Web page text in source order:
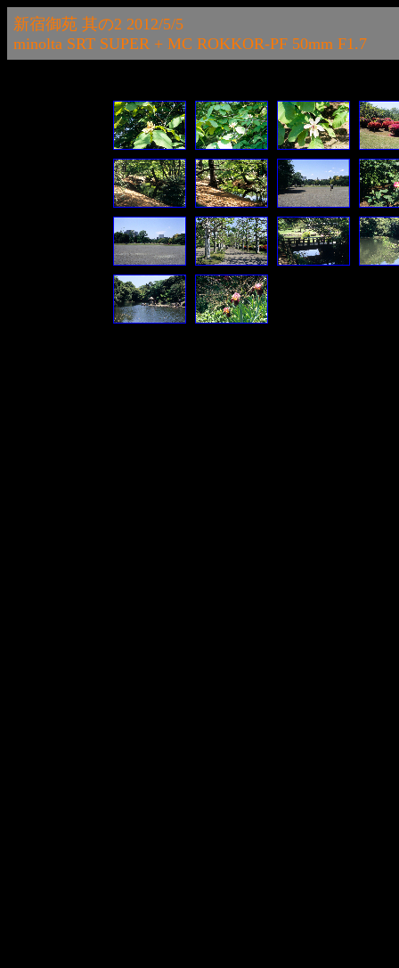
新宿御苑 其の2 2012/5/5
minolta SRT SUPER + MC ROKKOR-PF 50mm F1.7